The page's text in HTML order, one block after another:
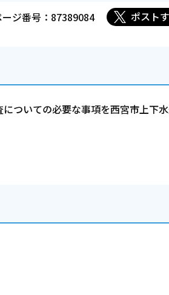
ジ番号：87389084 ポスト
ついての必要な事項を西宮市上下